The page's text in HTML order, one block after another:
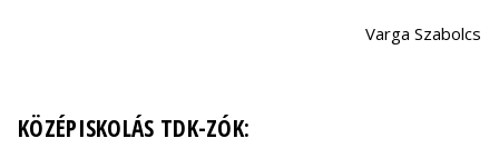
Varga Szabolcs
KÖZÉPISKOLÁS TDK-ZÓK: